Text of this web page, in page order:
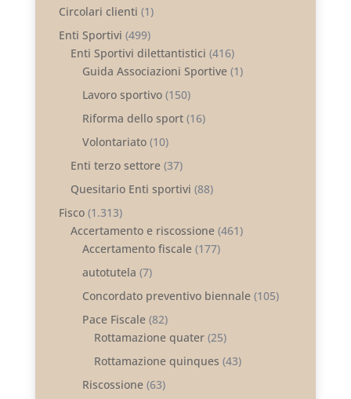
Circolari clienti (1)
Enti Sportivi (499)
Enti Sportivi dilettantistici (416)
Guida Associazioni Sportive(1)
Lavoro sportivo(150)
Riforma dello sport(16)
Volontariato(10)
Enti terzo settore(37)
Quesitario Enti sportivi (88)
Fisco(1.313)
Accertamento e riscossione(461)
Accertamento fiscale(177)
autotutela (7)
Concordato preventivo biennale(105)
Pace Fiscale(82)
Rottamazione quater(25)
Rottamazione quinques (43)
Riscossione(63)